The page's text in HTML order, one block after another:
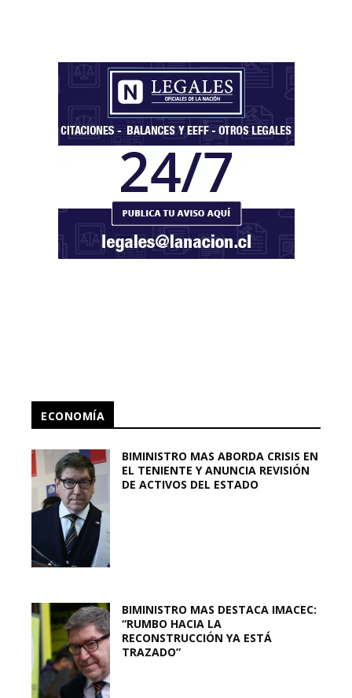
ECONOMÍA
BIMINISTRO MAS ABORDA CRISIS EN
EL TENIENTE Y ANUNCIA REVISIÓN
DE ACTIVOS DEL ESTADO
BIMINISTRO MAS DESTACA IMACEC:
“RUMBO HACIA LA
RECONSTRUCCIÓN YA ESTÁ
TRAZADO”